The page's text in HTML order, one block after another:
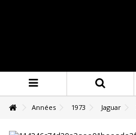
Années 1973 Jaguar